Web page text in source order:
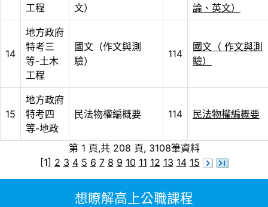
工程
文）
論、英文）
14
地方政府
特考三
等-土木
工程
國文（作文與測
驗）
114
國文（ 作文與測
驗）
15
地方政府
特考四
等-地政
民法物權編概要 114 民法物權編概要
第 1 頁,共 208 頁, 3108筆資料
[1] 2 3 4 5 6 7 8 9 10 11 12 13 14 15
想瞭解高上公職課程